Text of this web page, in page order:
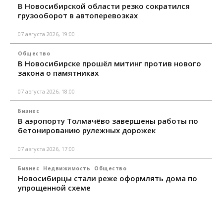
В Новосибирской области резко сократился
грузооборот в автоперевозках
07 августа 2026, 19:00
Общество
В Новосибирске прошёл митинг против нового
закона о памятниках
07 августа 2026, 18:00
Бизнес
В аэропорту Толмачёво завершены работы по
бетонированию рулежных дорожек
07 августа 2026, 17:00
Бизнес Недвижимость Общество
Новосибирцы стали реже оформлять дома по
упрощенной схеме